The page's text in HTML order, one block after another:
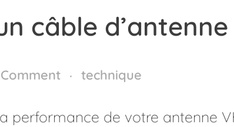
câble
technique
performance de votre antenne